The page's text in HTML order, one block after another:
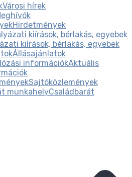
Városi hírek
Hirdetmények
kiírások, bérlakás, egyebek
Állásajánlatok
Aktuális
Sajtóközlemények
Családbarát